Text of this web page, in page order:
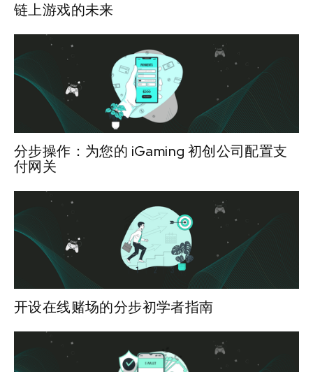
链上游戏的未来
分步操作：为您的 iGaming 初创公司配置支
付网关
开设在线赌场的分步初学者指南